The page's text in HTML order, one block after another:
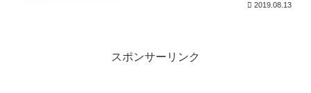
2019.08.13
スポンサーリンク